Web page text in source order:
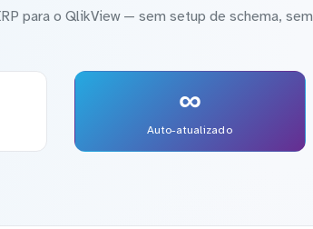
para o QlikView — sem setup de schema, sem
∞
Auto-atualizado